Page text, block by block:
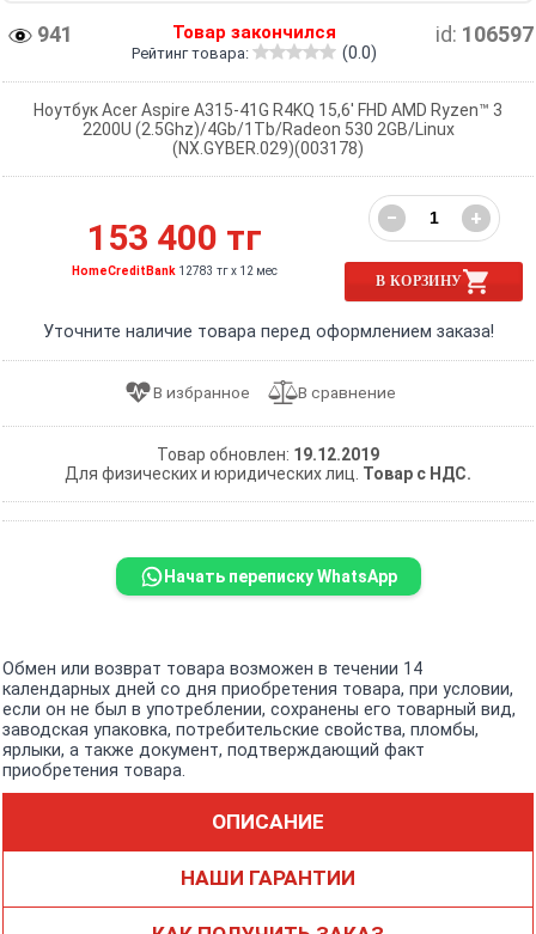
941 id: 106597
Товар закончился
Рейтинг товара: (0.0)
Ноутбук Acer Aspire A315-41G R4KQ 15,6' FHD AMD Ryzen™ 3
2200U (2.5Ghz)/4Gb/1Tb/Radeon 530 2GB/Linux
(NX.GYBER.029)(003178)
153 400 тг
HomeCreditBank 12783 тг x 12 мес
− +
В КОРЗИНУ
Уточните наличие товара перед оформлением заказа!
Товар обновлен: 19.12.2019
Для физических и юридических лиц. Товар с НДС.
Начать переписку WhatsApp
Обмен или возврат товара возможен в течении 14
календарных дней со дня приобретения товара, при условии,
если он не был в употреблении, сохранены его товарный вид,
заводская упаковка, потребительские свойства, пломбы,
ярлыки, а также документ, подтверждающий факт
приобретения товара.
ОПИСАНИЕ
НАШИ ГАРАНТИИ